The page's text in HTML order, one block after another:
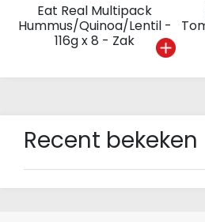
Eat Real Multipack
Hummus/Quinoa/Lentil -
116g x 8 - Zak
Recent bekeken